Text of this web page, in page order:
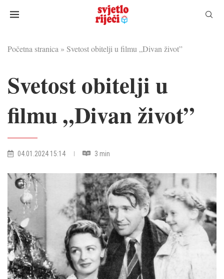
Početna stranica » Svetost obitelji u filmu „Divan život”
Svetost obitelji u
filmu „Divan život”
04.01.2024 15:14 3 min